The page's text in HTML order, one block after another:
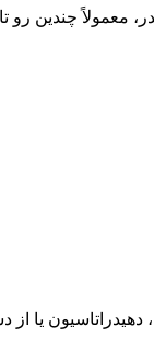
معمولاً چندین
یا